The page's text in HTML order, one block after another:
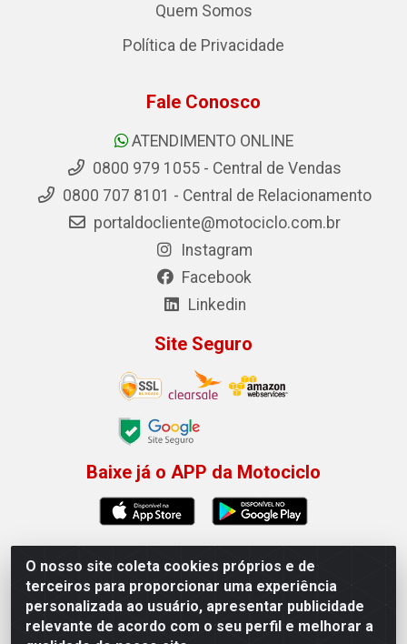
Permitir que a Motociclo envie notificações com
O nosso site coleta cookies próprios e de
terceiros para proporcionar uma experiência
personalizada ao usuário, apresentar publicidade
relevante de acordo com o seu perfil e melhorar a
Quem Somos
Política de Privacidade
Fale Conosco
ATENDIMENTO ONLINE
0800 979 1055 - Central de Vendas
0800 707 8101 - Central de Relacionamento
portaldocliente@motociclo.com.br
Instagram
Facebook
Linkedin
Site Seguro
Baixe já o APP da Motociclo
Motociclo - Rua Francisco Sousa dos Santos, 731 -
Jardim Limoeiro, Serra/ES - CEP 29.164-153 - CNPJ
01.407.607/0001-53